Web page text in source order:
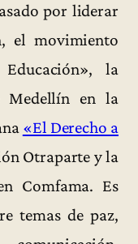
por liderar
el movimiento
la
Medellín en la
«El Derecho a
Otraparte y la
Comfama. Es
temas de paz,